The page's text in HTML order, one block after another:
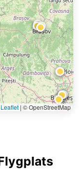
Leaflet | © OpenStreetMap